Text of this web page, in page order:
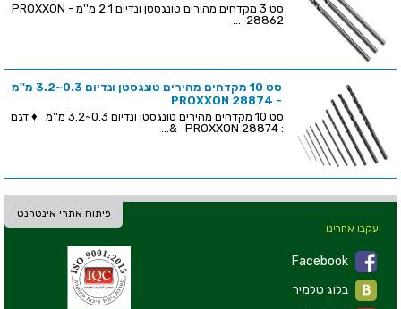
סט 3 מקדחים מהירים טונגסטן ונדיום 2.1 מ''מ - PROXXON
28862 ...
סט 10 מקדחים מהירים טונגסטן ונדיום 0.3~3.2 מ''מ
- PROXXON 28874
סט 10 מקדחים מהירים טונגסטן ונדיום 0.3~3.2 מ''מ ♦ דגם
: PROXXON 28874 &...
פיתוח אתרי אינטרנט
עקבו אחרינו
Facebook